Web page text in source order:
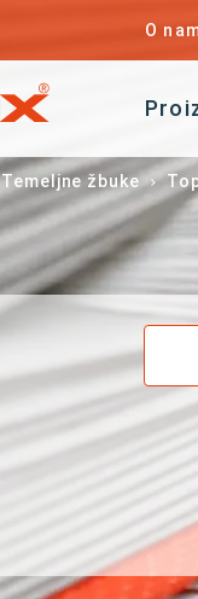
O
Temeljne žbuke